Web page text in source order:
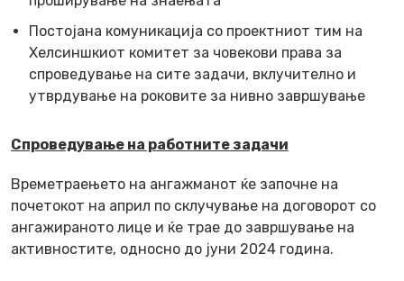
Постојана комуникација со проектниот тим на
Хелсиншкиот комитет за човекови права за
спроведување на сите задачи, вклучително и
утврдување на роковите за нивно завршување
Спроведување на работните задачи
Времетраењето на ангажманот ќе започне на
почетокот на април по склучување на договорот со
ангажираното лице и ќе трае до завршување на
активностите, односно до јуни 2024 година.